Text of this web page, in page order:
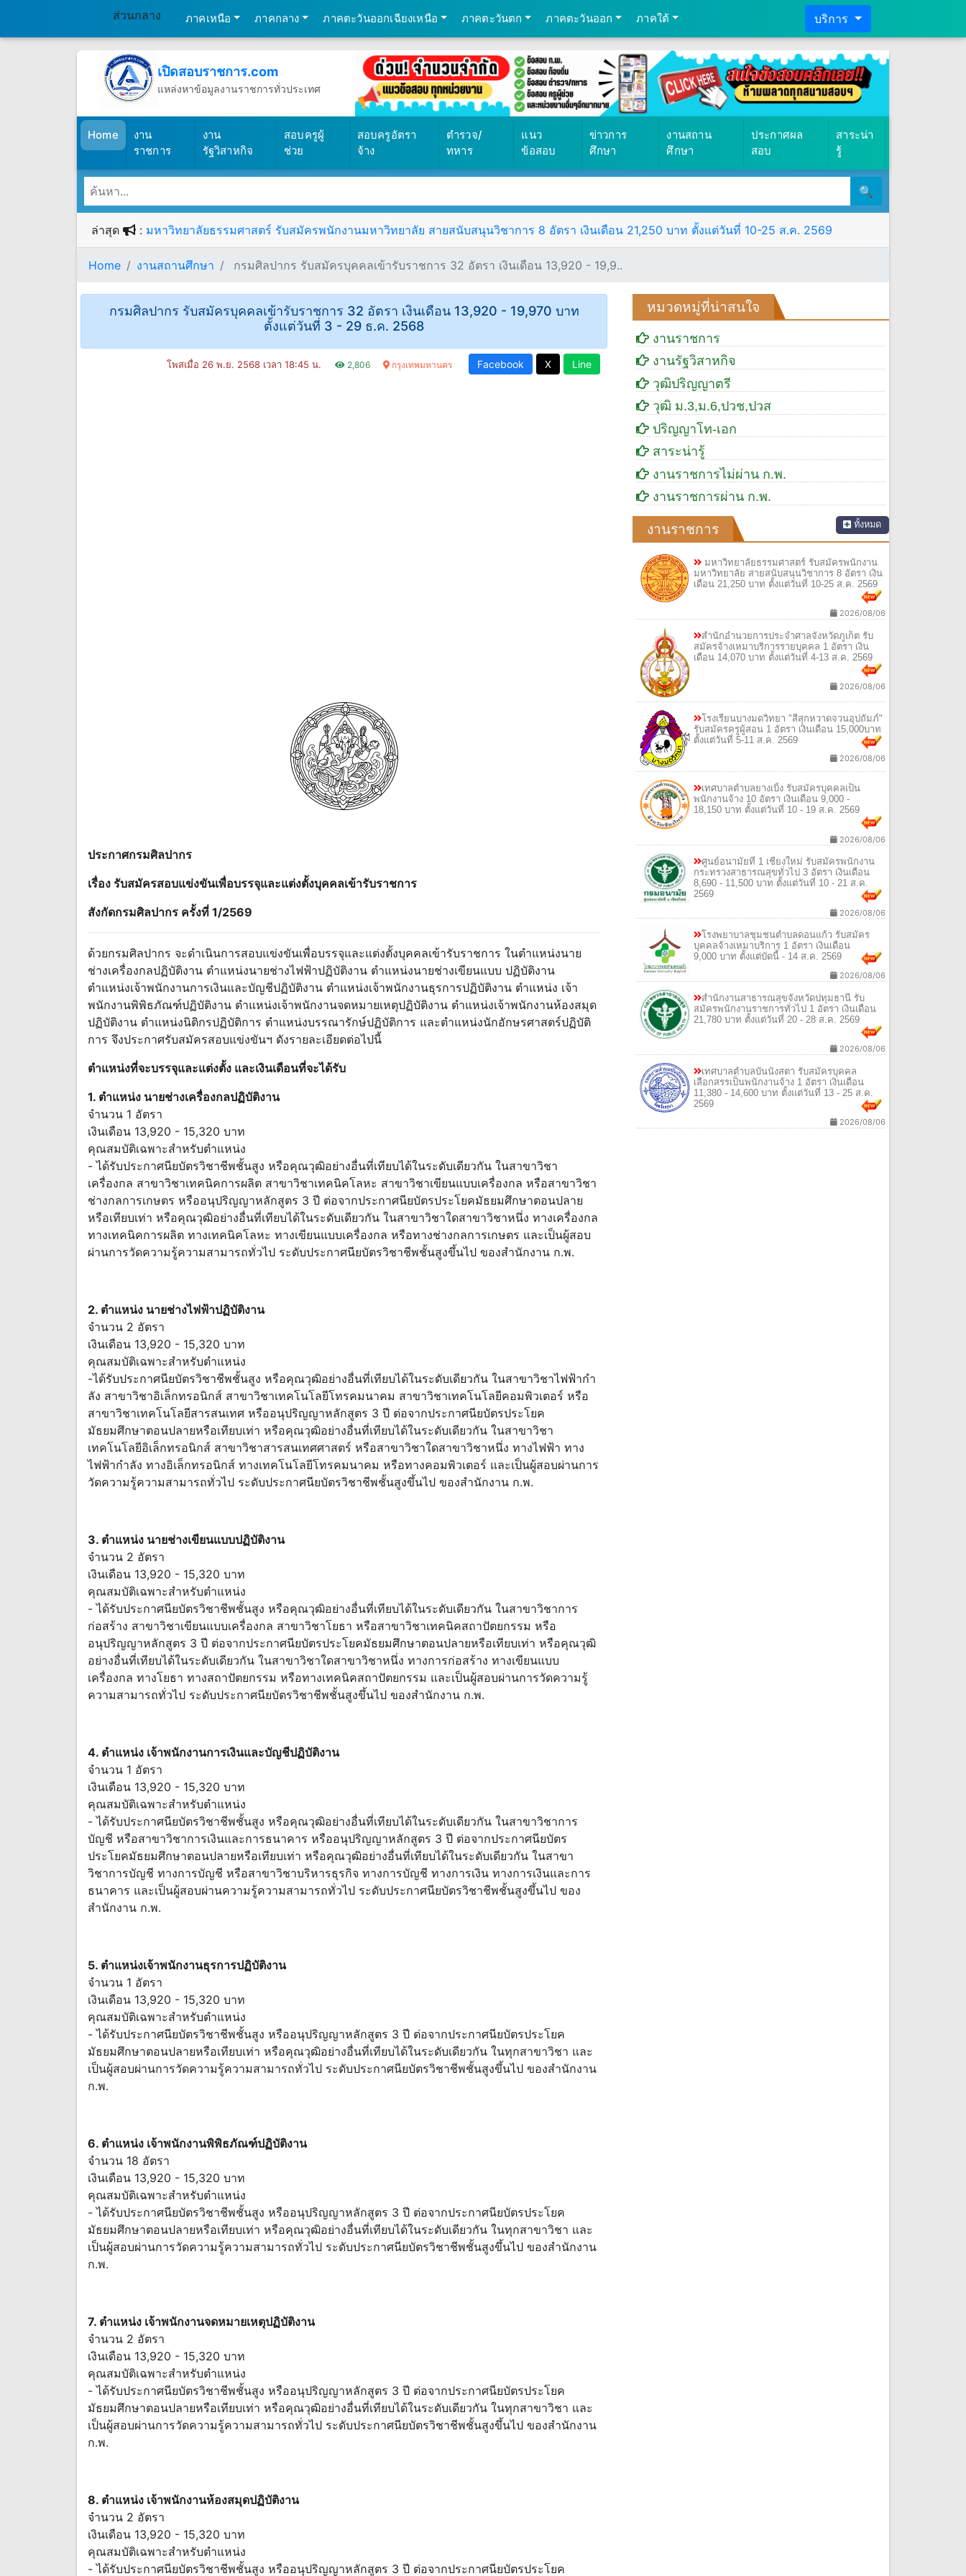
ส่วนกลาง ภาคเหนือ ภาคกลาง ภาคตะวันออกเฉียงเหนือ ภาคตะวันตก ภาคตะวันออก ภาคใต้ บริการ
เปิดสอบราชการ.com
แหล่งหาข้อมูลงานราชการทั่วประเทศ
Home(เปิดสอบราชการ)
งาน
ราชการ
งาน
รัฐวิสาหกิจ
สอบครูผู้
ช่วย
สอบครูอัตรา
จ้าง
ตำรวจ/
ทหาร
แนว
ข้อสอบ
ข่าวการ
ศึกษา
งานสถาน
ศึกษา
ประกาศผล
สอบ
สาระน่า
รู้
🔍
ล่าสุด : มหาวิทยาลัยธรรมศาสตร์ รับสมัครพนักงานมหาวิทยาลัย สายสนับสนุนวิชาการ 8 อัตรา เงินเดือน 21,250 บาท ตั้งแต่วันที่ 10-25 ส.ค. 2569
Home งานสถานศึกษา กรมศิลปากร รับสมัครบุคคลเข้ารับราชการ 32 อัตรา เงินเดือน 13,920 - 19,9..
กรมศิลปากร รับสมัครบุคคลเข้ารับราชการ 32 อัตรา เงินเดือน 13,920 - 19,970 บาท
ตั้งแต่วันที่ 3 - 29 ธ.ค. 2568
โพสเมื่อ 26 พ.ย. 2568 เวลา 18:45 น. 2,806 กรุงเทพมหานคร Facebook X Line
ประกาศกรมศิลปากร
เรื่อง รับสมัครสอบแข่งขันเพื่อบรรจุและแต่งตั้งบุคคลเข้ารับราชการ
สังกัดกรมศิลปากร ครั้งที่ 1/2569
ด้วยกรมศิลปากร จะดำเนินการสอบแข่งขันเพื่อบรรจุและแต่งตั้งบุคคลเข้ารับราชการ ในตำแหน่งนาย
ช่างเครื่องกลปฏิบัติงาน ตำแหน่งนายช่างไฟฟ้าปฏิบัติงาน ตำแหน่งนายช่างเขียนแบบ ปฏิบัติงาน
ตำแหน่งเจ้าพนักงานการเงินและบัญชีปฏิบัติงาน ตำแหน่งเจ้าพนักงานธุรการปฏิบัติงาน ตำแหน่ง เจ้า
พนักงานพิพิธภัณฑ์ปฏิบัติงาน ตำแหน่งเจ้าพนักงานจดหมายเหตุปฏิบัติงาน ตำแหน่งเจ้าพนักงานห้องสมุด
ปฏิบัติงาน ตำแหน่งนิติกรปฏิบัติการ ตำแหน่งบรรณารักษ์ปฏิบัติการ และตำแหน่งนักอักษรศาสตร์ปฏิบัติ
การ จึงประกาศรับสมัครสอบแข่งขันฯ ดังรายละเอียดต่อไปนี้
ตำแหน่งที่จะบรรจุและแต่งตั้ง และเงินเดือนที่จะได้รับ
1. ตำแหน่ง นายช่างเครื่องกลปฏิบัติงาน
จำนวน 1 อัตรา
เงินเดือน 13,920 - 15,320 บาท
คุณสมบัติเฉพาะสำหรับตำแหน่ง
- ได้รับประกาศนียบัตรวิชาชีพชั้นสูง หรือคุณวุฒิอย่างอื่นที่เทียบได้ในระดับเดียวกัน ในสาขาวิชา
เครื่องกล สาขาวิชาเทคนิคการผลิต สาขาวิชาเทคนิคโลหะ สาขาวิชาเขียนแบบเครื่องกล หรือสาขาวิชา
ช่างกลการเกษตร หรืออนุปริญญาหลักสูตร 3 ปี ต่อจากประกาศนียบัตรประโยคมัธยมศึกษาตอนปลาย
หรือเทียบเท่า หรือคุณวุฒิอย่างอื่นที่เทียบได้ในระดับเดียวกัน ในสาขาวิชาใดสาขาวิชาหนึ่ง ทางเครื่องกล
ทางเทคนิคการผลิต ทางเทคนิคโลหะ ทางเขียนแบบเครื่องกล หรือทางช่างกลการเกษตร และเป็นผู้สอบ
ผ่านการวัดความรู้ความสามารถทั่วไป ระดับประกาศนียบัตรวิชาชีพชั้นสูงขึ้นไป ของสำนักงาน ก.พ.
2. ตำแหน่ง นายช่างไฟฟ้าปฏิบัติงาน
จำนวน 2 อัตรา
เงินเดือน 13,920 - 15,320 บาท
คุณสมบัติเฉพาะสำหรับตำแหน่ง
-ได้รับประกาศนียบัตรวิชาชีพชั้นสูง หรือคุณวุฒิอย่างอื่นที่เทียบได้ในระดับเดียวกัน ในสาขาวิชาไฟฟ้ากํา
ลัง สาขาวิชาอิเล็กทรอนิกส์ สาขาวิชาเทคโนโลยีโทรคมนาคม สาขาวิชาเทคโนโลยีคอมพิวเตอร์ หรือ
สาขาวิชาเทคโนโลยีสารสนเทศ หรืออนุปริญญาหลักสูตร 3 ปี ต่อจากประกาศนียบัตรประโยค
มัธยมศึกษาตอนปลายหรือเทียบเท่า หรือคุณวุฒิอย่างอื่นที่เทียบได้ในระดับเดียวกัน ในสาขาวิชา
เทคโนโลยีอิเล็กทรอนิกส์ สาขาวิชาสารสนเทศศาสตร์ หรือสาขาวิชาใดสาขาวิชาหนึ่ง ทางไฟฟ้า ทาง
ไฟฟ้ากำลัง ทางอิเล็กทรอนิกส์ ทางเทคโนโลยีโทรคมนาคม หรือทางคอมพิวเตอร์ และเป็นผู้สอบผ่านการ
วัดความรู้ความสามารถทั่วไป ระดับประกาศนียบัตรวิชาชีพชั้นสูงขึ้นไป ของสำนักงาน ก.พ.
3. ตำแหน่ง นายช่างเขียนแบบปฏิบัติงาน
จำนวน 2 อัตรา
เงินเดือน 13,920 - 15,320 บาท
คุณสมบัติเฉพาะสำหรับตำแหน่ง
- ได้รับประกาศนียบัตรวิชาชีพชั้นสูง หรือคุณวุฒิอย่างอื่นที่เทียบได้ในระดับเดียวกัน ในสาขาวิชาการ
ก่อสร้าง สาขาวิชาเขียนแบบเครื่องกล สาขาวิชาโยธา หรือสาขาวิชาเทคนิคสถาปัตยกรรม หรือ
อนุปริญญาหลักสูตร 3 ปี ต่อจากประกาศนียบัตรประโยคมัธยมศึกษาตอนปลายหรือเทียบเท่า หรือคุณวุฒิ
อย่างอื่นที่เทียบได้ในระดับเดียวกัน ในสาขาวิชาใดสาขาวิชาหนึ่ง ทางการก่อสร้าง ทางเขียนแบบ
เครื่องกล ทางโยธา ทางสถาปัตยกรรม หรือทางเทคนิคสถาปัตยกรรม และเป็นผู้สอบผ่านการวัดความรู้
ความสามารถทั่วไป ระดับประกาศนียบัตรวิชาชีพชั้นสูงขึ้นไป ของสำนักงาน ก.พ.
4. ตำแหน่ง เจ้าพนักงานการเงินและบัญชีปฏิบัติงาน
จำนวน 1 อัตรา
เงินเดือน 13,920 - 15,320 บาท
คุณสมบัติเฉพาะสำหรับตำแหน่ง
- ได้รับประกาศนียบัตรวิชาชีพชั้นสูง หรือคุณวุฒิอย่างอื่นที่เทียบได้ในระดับเดียวกัน ในสาขาวิชาการ
บัญชี หรือสาขาวิชาการเงินและการธนาคาร หรืออนุปริญญาหลักสูตร 3 ปี ต่อจากประกาศนียบัตร
ประโยคมัธยมศึกษาตอนปลายหรือเทียบเท่า หรือคุณวุฒิอย่างอื่นที่เทียบได้ในระดับเดียวกัน ในสาขา
วิชาการบัญชี ทางการบัญชี หรือสาขาวิชาบริหารธุรกิจ ทางการบัญชี ทางการเงิน ทางการเงินและการ
ธนาคาร และเป็นผู้สอบผ่านความรู้ความสามารถทั่วไป ระดับประกาศนียบัตรวิชาชีพชั้นสูงขึ้นไป ของ
สำนักงาน ก.พ.
5. ตำแหน่งเจ้าพนักงานธุรการปฏิบัติงาน
จำนวน 1 อัตรา
เงินเดือน 13,920 - 15,320 บาท
คุณสมบัติเฉพาะสำหรับตำแหน่ง
- ได้รับประกาศนียบัตรวิชาชีพชั้นสูง หรืออนุปริญญาหลักสูตร 3 ปี ต่อจากประกาศนียบัตรประโยค
มัธยมศึกษาตอนปลายหรือเทียบเท่า หรือคุณวุฒิอย่างอื่นที่เทียบได้ในระดับเดียวกัน ในทุกสาขาวิชา และ
เป็นผู้สอบผ่านการวัดความรู้ความสามารถทั่วไป ระดับประกาศนียบัตรวิชาชีพชั้นสูงขึ้นไป ของสำนักงาน
ก.พ.
6. ตำแหน่ง เจ้าพนักงานพิพิธภัณฑ์ปฏิบัติงาน
จำนวน 18 อัตรา
เงินเดือน 13,920 - 15,320 บาท
คุณสมบัติเฉพาะสำหรับตำแหน่ง
- ได้รับประกาศนียบัตรวิชาชีพชั้นสูง หรืออนุปริญญาหลักสูตร 3 ปี ต่อจากประกาศนียบัตรประโยค
มัธยมศึกษาตอนปลายหรือเทียบเท่า หรือคุณวุฒิอย่างอื่นที่เทียบได้ในระดับเดียวกัน ในทุกสาขาวิชา และ
เป็นผู้สอบผ่านการวัดความรู้ความสามารถทั่วไป ระดับประกาศนียบัตรวิชาชีพชั้นสูงขึ้นไป ของสำนักงาน
ก.พ.
7. ตำแหน่ง เจ้าพนักงานจดหมายเหตุปฏิบัติงาน
จำนวน 2 อัตรา
เงินเดือน 13,920 - 15,320 บาท
คุณสมบัติเฉพาะสำหรับตำแหน่ง
- ได้รับประกาศนียบัตรวิชาชีพชั้นสูง หรืออนุปริญญาหลักสูตร 3 ปี ต่อจากประกาศนียบัตรประโยค
มัธยมศึกษาตอนปลายหรือเทียบเท่า หรือคุณวุฒิอย่างอื่นที่เทียบได้ในระดับเดียวกัน ในทุกสาขาวิชา และ
เป็นผู้สอบผ่านการวัดความรู้ความสามารถทั่วไป ระดับประกาศนียบัตรวิชาชีพชั้นสูงขึ้นไป ของสำนักงาน
ก.พ.
8. ตำแหน่ง เจ้าพนักงานห้องสมุดปฏิบัติงาน
จำนวน 2 อัตรา
เงินเดือน 13,920 - 15,320 บาท
คุณสมบัติเฉพาะสำหรับตำแหน่ง
- ได้รับประกาศนียบัตรวิชาชีพชั้นสูง หรืออนุปริญญาหลักสูตร 3 ปี ต่อจากประกาศนียบัตรประโยค
หมวดหมู่ที่น่าสนใจ
งานราชการ
งานรัฐวิสาหกิจ
วุฒิปริญญาตรี
วุฒิ ม.3,ม.6,ปวช,ปวส
ปริญญาโท-เอก
สาระน่ารู้
งานราชการไม่ผ่าน ก.พ.
งานราชการผ่าน ก.พ.
งานราชการ ทั้งหมด
มหาวิทยาลัยธรรมศาสตร์ รับสมัครพนักงาน
มหาวิทยาลัย สายสนับสนุนวิชาการ 8 อัตรา เงิน
เดือน 21,250 บาท ตั้งแต่วันที่ 10-25 ส.ค. 2569
2026/08/06
สำนักอำนวยการประจำศาลจังหวัดภูเก็ต รับ
สมัครจ้างเหมาบริการรายบุคคล 1 อัตรา เงิน
เดือน 14,070 บาท ตั้งแต่วันที่ 4-13 ส.ค. 2569
2026/08/06
โรงเรียนบางมดวิทยา "สีสุกหวาดจวนอุปถัมภ์"
รับสมัครครูผู้สอน 1 อัตรา เงินเดือน 15,000บาท
ตั้งแต่วันที่ 5-11 ส.ค. 2569
2026/08/06
เทศบาลตำบลยางเบิ้ง รับสมัครบุคคลเป็น
พนักงานจ้าง 10 อัตรา เงินเดือน 9,000 -
18,150 บาท ตั้งแต่วันที่ 10 - 19 ส.ค. 2569
2026/08/06
ศูนย์อนามัยที่ 1 เชียงใหม่ รับสมัครพนักงาน
กระทรวงสาธารณสุขทั่วไป 3 อัตรา เงินเดือน
8,690 - 11,500 บาท ตั้งแต่วันที่ 10 - 21 ส.ค.
2569
2026/08/06
โรงพยาบาลชุมชนตำบลดอนแก้ว รับสมัคร
บุคคลจ้างเหมาบริการ 1 อัตรา เงินเดือน
9,000 บาท ตั้งแต่บัดนี้ - 14 ส.ค. 2569
2026/08/06
สํานักงานสาธารณสุขจังหวัดปทุมธานี รับ
สมัครพนักงานราชการทั่วไป 1 อัตรา เงินเดือน
21,780 บาท ตั้งแต่วันที่ 20 - 28 ส.ค. 2569
2026/08/06
เทศบาลตําบลบันนังสตา รับสมัครบุคคล
เลือกสรรเป็นพนักงานจ้าง 1 อัตรา เงินเดือน
11,380 - 14,600 บาท ตั้งแต่วันที่ 13 - 25 ส.ค.
2569
2026/08/06